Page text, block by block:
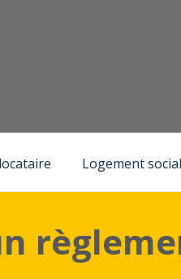
Logement social